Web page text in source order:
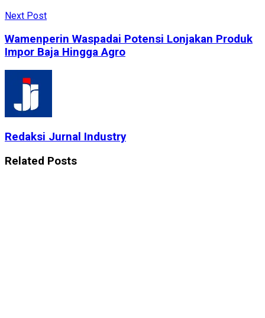
Next Post
Wamenperin Waspadai Potensi Lonjakan Produk
Impor Baja Hingga Agro
Redaksi Jurnal Industry
Related Posts